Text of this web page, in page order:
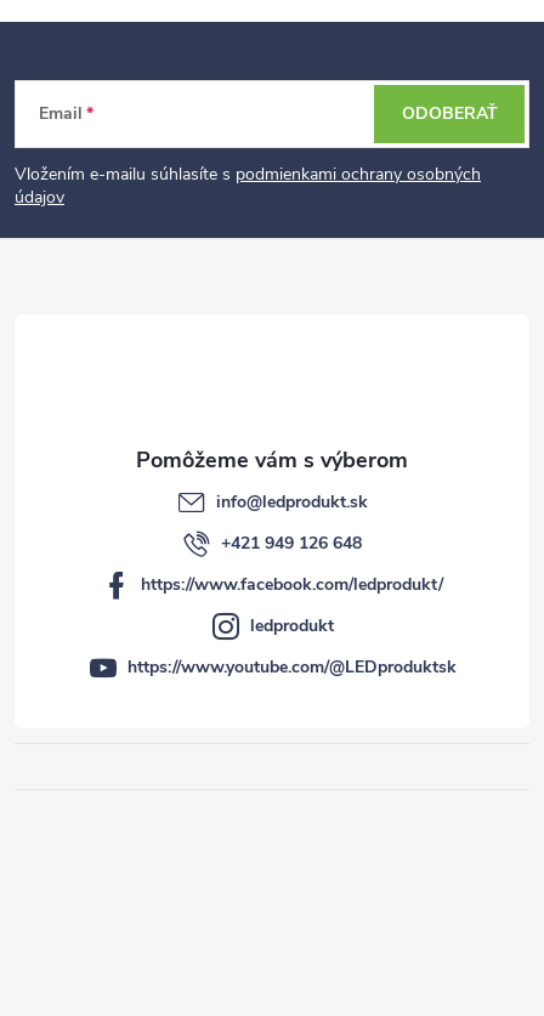
t
Email
Vložením e-mailu súhlasíte s podmienkami ochrany osobných
údajov
ODOBERAŤ
info@ledprodukt.sk
+421 949 126 648
https://www.facebook.com/ledprodukt/
ledprodukt
https://www.youtube.com/@LEDproduktsk